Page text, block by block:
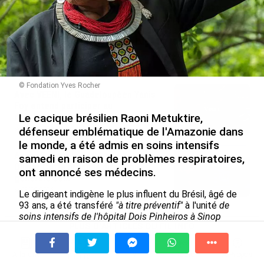
un engagement décisif dans
les Outre-mer
le 07/08/2026
l’expérience internationale
du Martiniquais Benoît Etinof
au service du Karibea Sainte-
Luce en Martinique
le 07/08/2026
développement tourist...
le 06/08/2026
Après 5 ans à la SARA aux Antilles,
Olivier Cotta prend la direction
générale de...
le 05/08/2026
À la une Tv Radio A Propos
© Fondation Yves Rocher
Le cacique brésilien Raoni Metuktire,
défenseur emblématique de l'Amazonie dans
le monde, a été admis en soins intensifs
samedi en raison de problèmes respiratoires,
ont annoncé ses médecins.
Le dirigeant indigène le plus influent du Brésil, âgé de
93 ans, a été transféré "à titre préventif"à l'unité de
soins intensifs de l'hôpital Dois Pinheiros à Sinop
médecins dans un communiqué.